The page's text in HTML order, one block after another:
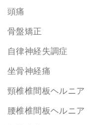
頭痛
骨盤矯正
自律神経失調症
坐骨神経痛
頸椎椎間板ヘルニア
腰椎椎間板ヘルニア